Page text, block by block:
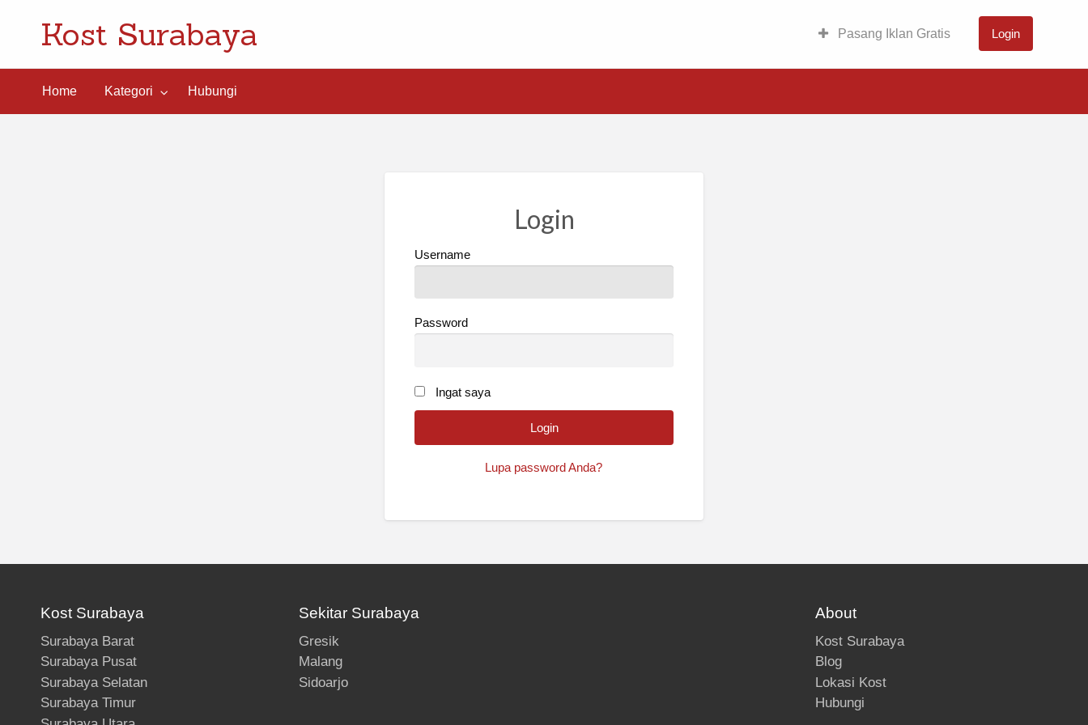
Kost Surabaya Pasang Iklan Gratis Login
Home Kategori Hubungi
Login
Username
Password
Ingat saya
Lupa password Anda?
Kost Surabaya
Surabaya Barat
Surabaya Pusat
Surabaya Selatan
Surabaya Timur
Sekitar Surabaya
Gresik
Malang
Sidoarjo
About
Kost Surabaya
Blog
Lokasi Kost
Hubungi